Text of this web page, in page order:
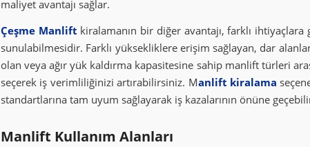
maliyet avantajı sağlar.
Çeşme Manlift kiralamanın bir diğer avantajı, farklı
sunulabilmesidir. Farklı yüksekliklere erişim sağlayan, dar
olan veya ağır yük kaldırma kapasitesine sahip manlift türleri
seçerek iş verimliliğinizi artırabilirsiniz. Manlift kiralama
standartlarına tam uyum sağlayarak iş kazalarının önüne
Manlift Kullanım Alanları